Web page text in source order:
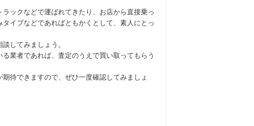
ックなどで運ばれてきたり、お店から直接乗っ
イプなどであればともかくとして、素人にとっ
してみましょう。
業者であれば、査定のうえで買い取ってもらう
待できますので、ぜひ一度確認してみましょ